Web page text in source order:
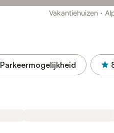
Vakantiehuizen ·
Parkeermogelijkheid